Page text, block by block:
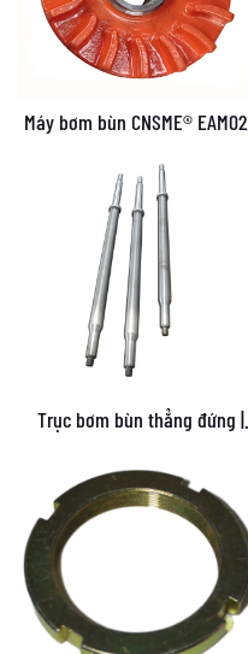
Máy bơm bùn CNSME® EAM028
Trục bơm bùn thẳng đứng |
đứng